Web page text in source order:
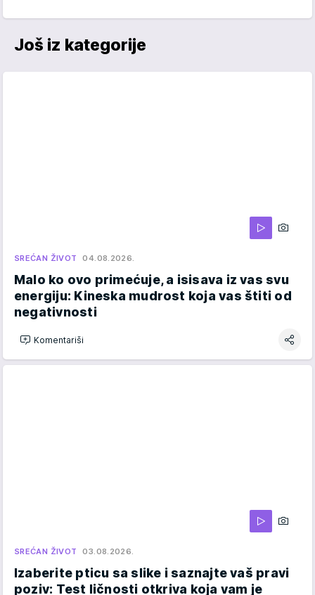
Još iz kategorije
SREĆAN ŽIVOT 04.08.2026.
Malo ko ovo primećuje, a isisava iz vas svu
energiju: Kineska mudrost koja vas štiti od
negativnosti
Komentariši
SREĆAN ŽIVOT 03.08.2026.
Izaberite pticu sa slike i saznajte vaš pravi
poziv: Test ličnosti otkriva koja vam je